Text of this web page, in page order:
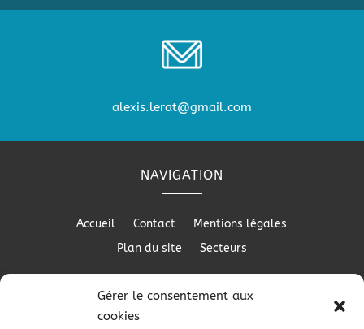
Gérer le consentement aux
cookies
alexis.lerat@gmail.com
NAVIGATION
Accueil Contact
Mentions légales
Plan du site
Secteurs
RÉALISATION